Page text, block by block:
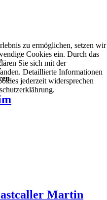
Martin
zu ermöglichen, setzen wir
Cookies ein. Durch das
Sie sich mit der
Detaillierte Informationen
jederzeit widersprechen